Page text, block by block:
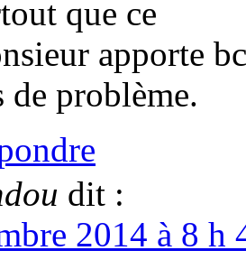
que ce
apporte
de problème.
dit :
2014 à 8